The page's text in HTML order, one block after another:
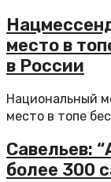
место в
в России
Национальный
место в топе
Савельев:
более 300